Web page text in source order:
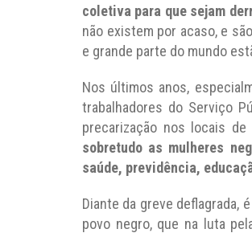
coletiva para que sejam
não existem por acaso, e
e grande parte do mundo
Nos últimos anos,
trabalhadores do Serviço
precarização nos locais
sobretudo as mulheres
saúde, previdência,
Diante da greve deflagrada,
povo negro, que na luta